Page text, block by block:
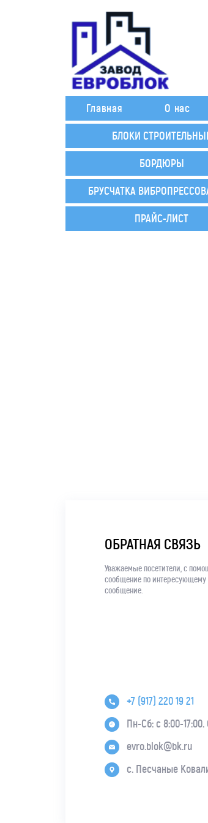
Главная О нас
БЛОКИ
БОРДЮРЫ
БРУСЧАТКА
ПРАЙС-ЛИСТ
ОБРАТНАЯ СВЯЗЬ
Уважаемые посетители, с
сообщение по интересующему
сообщение.
+7 (917) 220 19 21
Пн-Сб: с 8:00-17:00.
evro.blok@bk.ru
с. Песчаные